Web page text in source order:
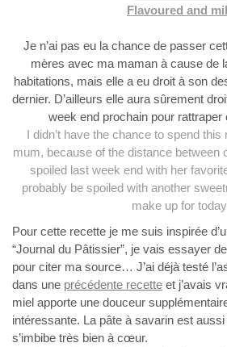
Flavoured and
Je n’ai pas eu la chance de passer
mères avec ma maman à cause de
habitations, mais elle a eu droit à son
dernier. D’ailleurs elle aura sûrement
week end prochain pour rattraper
I didn’t have the chance to spend
mum, because of the distance between
spoiled last week end with her
probably be spoiled with another
make up for
Pour cette recette je me suis inspirée
“Journal du Pâtissier”, je vais essayer
pour citer ma source… J’ai déjà testé
dans une précédente recette et j’avais
miel apporte une douceur
intéressante. La pâte à savarin est
s’imbibe très bien à cœur.